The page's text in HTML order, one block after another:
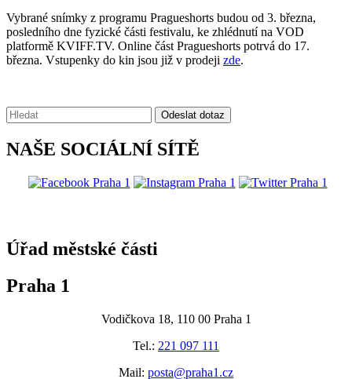
Vybrané snímky z programu Pragueshorts budou od 3. března,
posledního dne fyzické části festivalu, ke zhlédnutí na VOD
platformě KVIFF.TV. Online část Pragueshorts potrvá do 17.
března. Vstupenky do kin jsou již v prodeji zde.
Vyhledávání: Odeslat dotaz
NAŠE SOCIÁLNÍ SÍTĚ
Úřad městské části
Praha 1
Vodičkova 18, 110 00 Praha 1
Tel.: 221 097 111
Mail: posta@praha1.cz